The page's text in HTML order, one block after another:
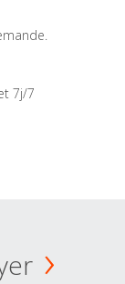
7j/7